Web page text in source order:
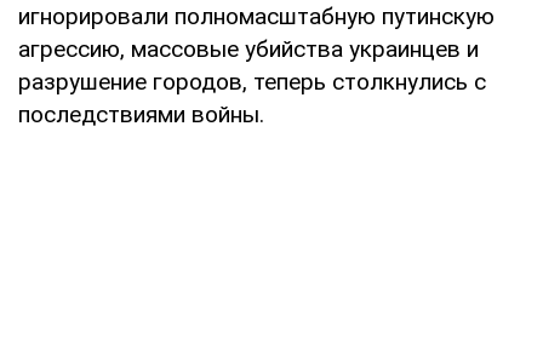
игнорировали полномасштабную путинскую
агрессию, массовые убийства украинцев и
разрушение городов, теперь столкнулись с
последствиями войны.